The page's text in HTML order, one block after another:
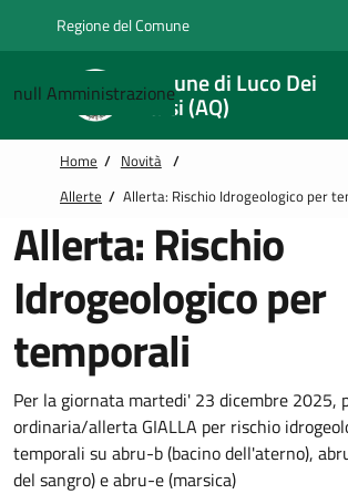
Regione del Comune
Comune di Luco Dei
Marsi (AQ)
null Amministrazione
Home / Novità /
Allerte / Allerta: Rischio Idrogeologico per
Allerta: Rischio
Idrogeologico per
temporali
Per la giornata martedi' 23 dicembre 2025,
ordinaria/allerta GIALLA per rischio
temporali su abru-b (bacino dell'aterno),
del sangro) e abru-e (marsica)